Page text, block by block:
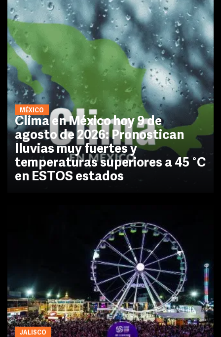
MÉXICO
Clima en México hoy 9 de
agosto de 2026: Pronostican
lluvias muy fuertes y
temperaturas superiores a 45 °C
en ESTOS estados
JALISCO